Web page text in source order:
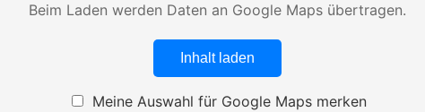
Beim Laden werden Daten an Google Maps übertragen.
Inhalt laden
Meine Auswahl für Google Maps merken